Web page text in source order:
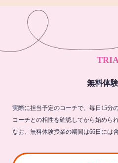
無料体
実際に担当予定のコーチで、毎日15分
コーチとの相性を確認してから始めら
なお、無料体験授業の期間は66日には